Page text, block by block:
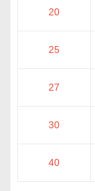
20
25
27
30
40